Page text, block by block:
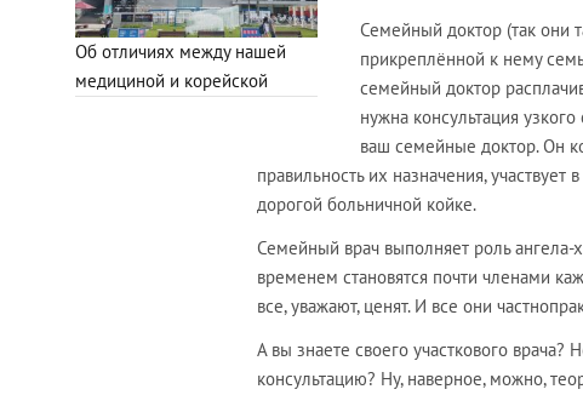
Об отличиях между нашей
медициной и корейской
Семейный доктор (так они
прикреплённой к нему
семейный доктор
нужна консультация
ваш семейные доктор. Он
правильность их назначения,
дорогой больничной койке.
Семейный врач выполняет роль
временем становятся почти членами
все, уважают, ценят. И все они
А вы знаете своего участкового
консультацию? Ну, наверное, можно,